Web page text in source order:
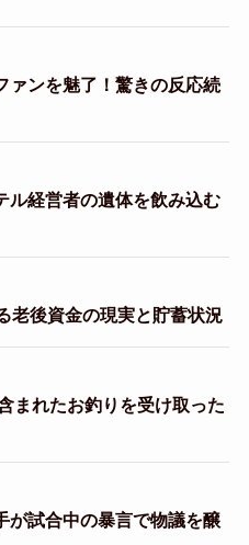
ァンを魅了！驚きの反応続
ル経営者の遺体を飲み込む
老後資金の現実と貯蓄状況
まれたお釣りを受け取った
が試合中の暴言で物議を醸